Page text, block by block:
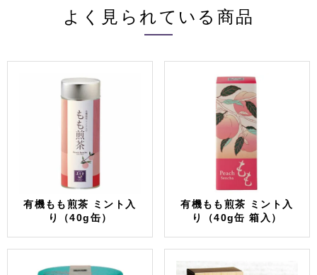
よく見られている商品
有機もも煎茶 ミント入
り（40g缶）
有機もも煎茶 ミント入
り（40g缶 箱入）